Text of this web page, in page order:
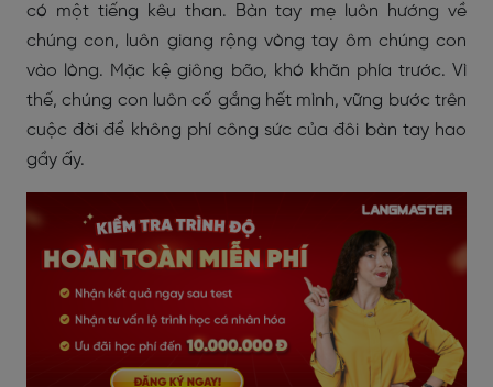
có một tiếng kêu than. Bàn tay mẹ luôn hướng về
chúng con, luôn giang rộng vòng tay ôm chúng con
vào lòng. Mặc kệ giông bão, khó khăn phía trước. Vì
thế, chúng con luôn cố gắng hết mình, vững bước trên
cuộc đời để không phí công sức của đôi bàn tay hao
gầy ấy.